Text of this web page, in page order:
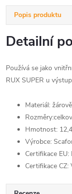
Popis produktu
Detailní
Používá se jako
RUX SUPER u
Materiál:
Hmotnost:
Výrobce:
Certifikace
Certifikace CZ: